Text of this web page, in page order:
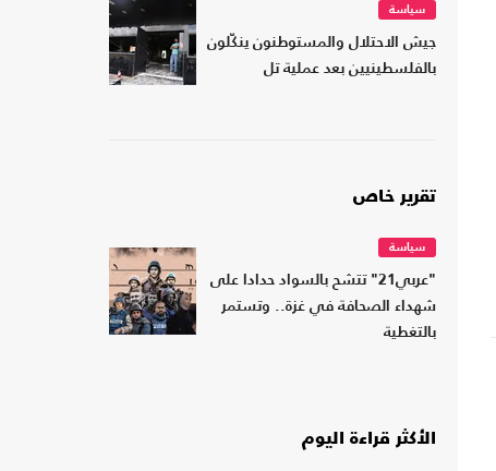
سياسة
جيش الاحتلال والمستوطنون ينكّلون
بالفلسطينيين بعد عملية تل
تقرير خاص
سياسة
"عربي21" تتشح بالسواد حدادا على
شهداء الصحافة في غزة.. وتستمر
بالتغطية
الأكثر قراءة اليوم